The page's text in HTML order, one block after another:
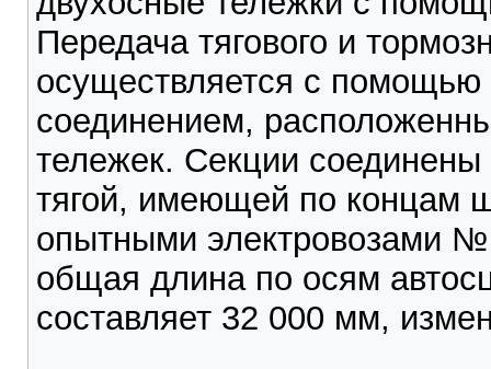
Передача тягового и
осуществляется с
соединением,
тележек. Секции
тягой, имеющей по концам
опытными электровозами
общая длина по осям
составляет 32 000 мм,